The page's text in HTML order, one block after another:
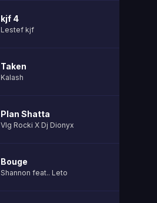
kjf 4
Lestef kjf
Taken
Kalash
Plan Shatta
Vlg Rocki X Dj Dionyx
Bouge
Shannon feat.. Leto